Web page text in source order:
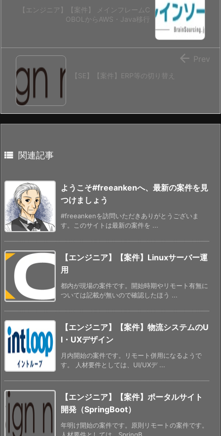
【エンジニア】【案件】 メインフレームC
OBOLからAWS・Java移行
【SE】【案件】ERP等の切り替え
 Prev
 関連記事
ようこそ#freeankenへ、最新の案件を見
つけましょう
#freeankenを訪問いただきありがとうございま
す。このサイトは最新の案件を ...
【エンジニア】【案件】Linuxサーバー運
用
都内が現場の案件です。開始時期やリモート有無に
ついては記載が無いので確認したほう ...
【エンジニア】【案件】物流システムのU
I・UXデザイン
月内開始の案件です。リモート併用になるようで
す。 人材要件としては、UI/UXデ ...
【エンジニア】【案件】ポータルサイト
開発（SpringBoot）
年明け開始の案件です。原則リモートの案件です。